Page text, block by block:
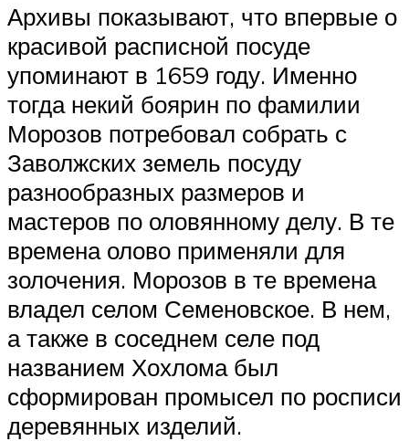
Архивы показывают, что впервые о
красивой расписной посуде
упоминают в 1659 году. Именно
тогда некий боярин по фамилии
Морозов потребовал собрать с
Заволжских земель посуду
разнообразных размеров и
мастеров по оловянному делу. В те
времена олово применяли для
золочения. Морозов в те времена
владел селом Семеновское. В нем,
а также в соседнем селе под
названием Хохлома был
сформирован промысел по росписи
деревянных изделий.